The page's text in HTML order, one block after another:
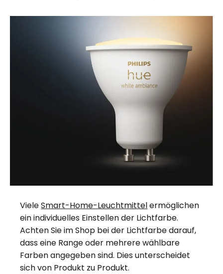
VieleSmart-Home-Leuchtmittelermöglichen
ein individuelles Einstellen der Lichtfarbe.
Achten Sie im Shop bei der Lichtfarbe darauf,
dass eine Range oder mehrere wählbare
Farben angegeben sind. Dies unterscheidet
sich von Produkt zu Produkt.